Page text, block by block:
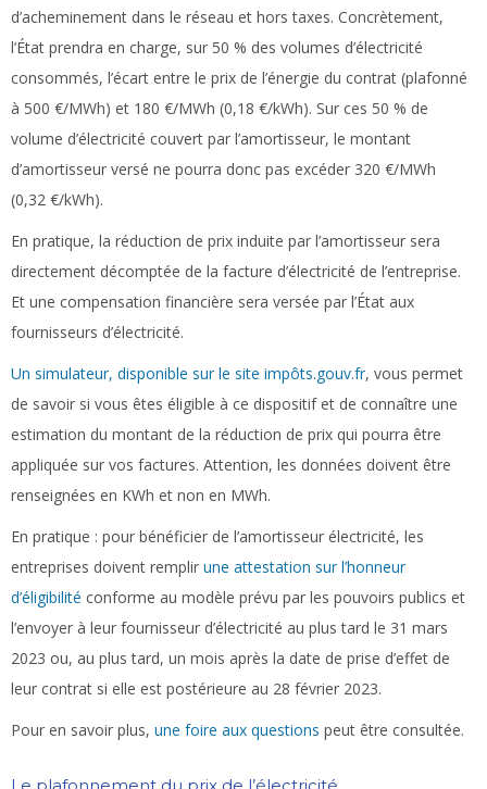
d’acheminement dans le réseau et hors taxes. Concrètement,
l’État prendra en charge, sur 50 % des volumes d’électricité
consommés, l’écart entre le prix de l’énergie du contrat (plafonné
à 500 €/MWh) et 180 €/MWh (0,18 €/kWh). Sur ces 50 % de
volume d’électricité couvert par l’amortisseur, le montant
d’amortisseur versé ne pourra donc pas excéder 320 €/MWh
(0,32 €/kWh).
En pratique, la réduction de prix induite par l’amortisseur sera
directement décomptée de la facture d’électricité de l’entreprise.
Et une compensation financière sera versée par l’État aux
fournisseurs d’électricité.
Un simulateur, disponible sur le site impôts.gouv.fr, vous permet
de savoir si vous êtes éligible à ce dispositif et de connaître une
estimation du montant de la réduction de prix qui pourra être
appliquée sur vos factures. Attention, les données doivent être
renseignées en KWh et non en MWh.
En pratique : pour bénéficier de l’amortisseur électricité, les
entreprises doivent remplir une attestation sur l’honneur
d’éligibilité conforme au modèle prévu par les pouvoirs publics et
l’envoyer à leur fournisseur d’électricité au plus tard le 31 mars
2023 ou, au plus tard, un mois après la date de prise d’effet de
leur contrat si elle est postérieure au 28 février 2023.
Pour en savoir plus, une foire aux questions peut être consultée.